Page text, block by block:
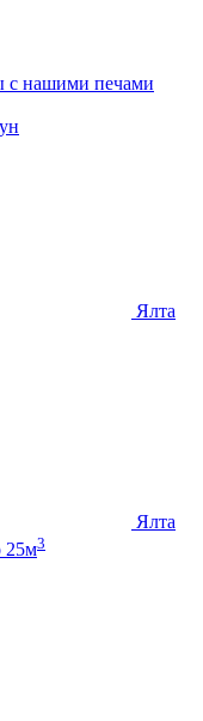
с нашими печами
Ялта
Ялта
25м3